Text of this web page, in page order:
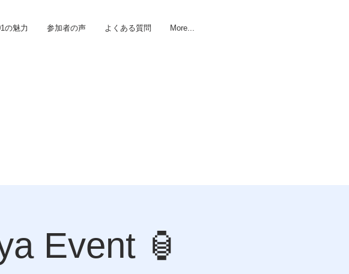
の魅力 参加者の声 よくある質問 More...
Event 🏮